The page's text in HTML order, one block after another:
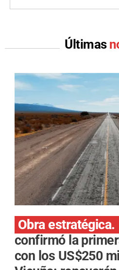
Últimas
Obra estratégica.
confirmó la
con los US$250